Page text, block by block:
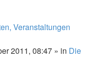
Veranstaltungen
2011, 08:47 » in Die